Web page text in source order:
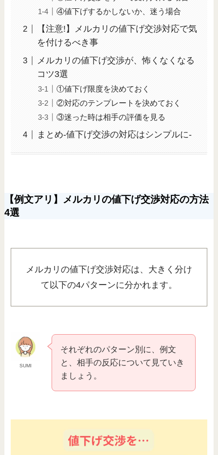
④値下げするかしないか、迷う場合
【注意!】メルカリの値下げ交渉対応で気
を付けるべき事
メルカリの値下げ交渉が、怖くなくなる
コツ3選
①値下げ限度を決めておく
②対応のテンプレートを決めておく
③迷った時は相手の評価を見る
まとめ-値下げ交渉の対応はシンプルに-
【例文アリ】メルカリの値下げ交渉対応の方法
4選
メルカリの値下げ交渉対応は、大きく分け
て以下の4パターンに分かれます。
SUMI
それぞれのパターン別に、例文
と、相手の反応について見ていき
ましょう。